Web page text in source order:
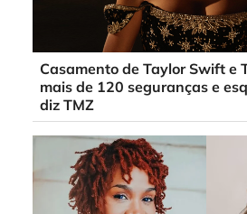
Casamento de Taylor Swift e
mais de 120 seguranças e
diz TMZ